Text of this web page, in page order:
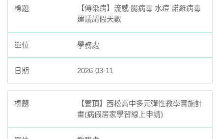
西松亮點
行事曆
西松學習歷程檔案
家長專區
臺北市111年度臺北酷課雲師資增能推廣
【傳染病】流感 腸病毒 水痘 諾羅病毒
建議請假天數
學務處
2026-03-11
【置頂】西松高中多元彈性教學實施計
畫(病假居家學習線上申請)